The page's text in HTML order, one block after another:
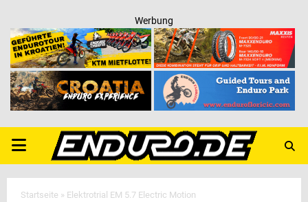
Werbung
PRIMARY
MENU
Startseite » Elektrotrial EM 5.7 Electric Motion